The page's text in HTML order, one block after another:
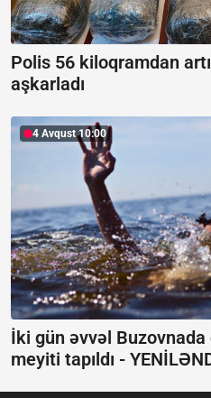
Polis 56 kiloqramdan
aşkarladı
4 Avqust 10:00
İki gün əvvəl
meyiti tapıldı -